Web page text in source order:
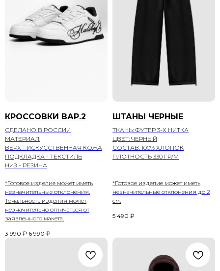
КРОССОВКИ ВАР.2
СДЕЛАНО В РОССИИ
МАТЕРИАЛ:
ВЕРХ - ИСКУССТВЕННАЯ КОЖА
ПОДКЛАДКА - ТЕКСТИЛЬ
НИЗ - РЕЗИНА
*Готовое изделие может иметь
незначительные отклонения.
Тональность изделия может
незначительно отличаться от
заявленного макета.
3 990 ₽ 6 990 ₽
ШТАНЫ ЧЕРНЫЕ
ТКАНЬ: ФУТЕР 3-Х НИТКА
ЦВЕТ: ЧЕРНЫЙ
СОСТАВ: 100% ХЛОПОК
ПЛОТНОСТЬ 330 ГР/М
*Готовое изделие может иметь
незначительные отклонения до 2
см.
5 490 ₽